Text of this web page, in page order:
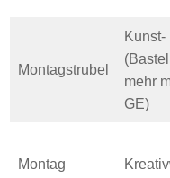
Montagstrubel
Kunst-
mehr
GE)
Montag